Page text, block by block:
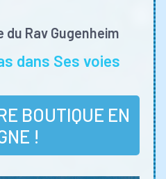
du Rav Gugenheim
dans Ses voies
BOUTIQUE EN
!